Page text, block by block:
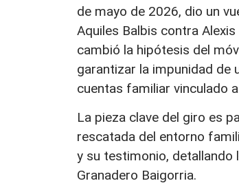
de mayo de 2026, dio un
Aquiles Balbis contra
cambió la hipótesis del
garantizar la impunidad de
cuentas familiar vinculado
La pieza clave del giro es
rescatada del entorno
y su testimonio, detallando
Granadero Baigorria.